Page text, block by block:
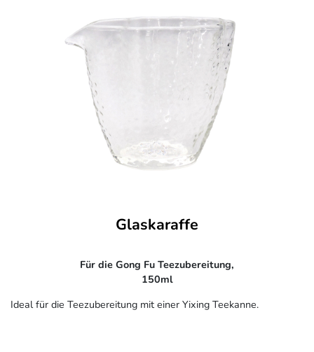
Glaskaraffe
Für die Gong Fu Teezubereitung,
150ml
Ideal für die Teezubereitung mit einer Yixing Teekanne.